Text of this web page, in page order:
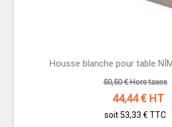
Housse blanche pour table
50,50 € Hors taxes
44,44€ HT
soit 53,33 € TTC